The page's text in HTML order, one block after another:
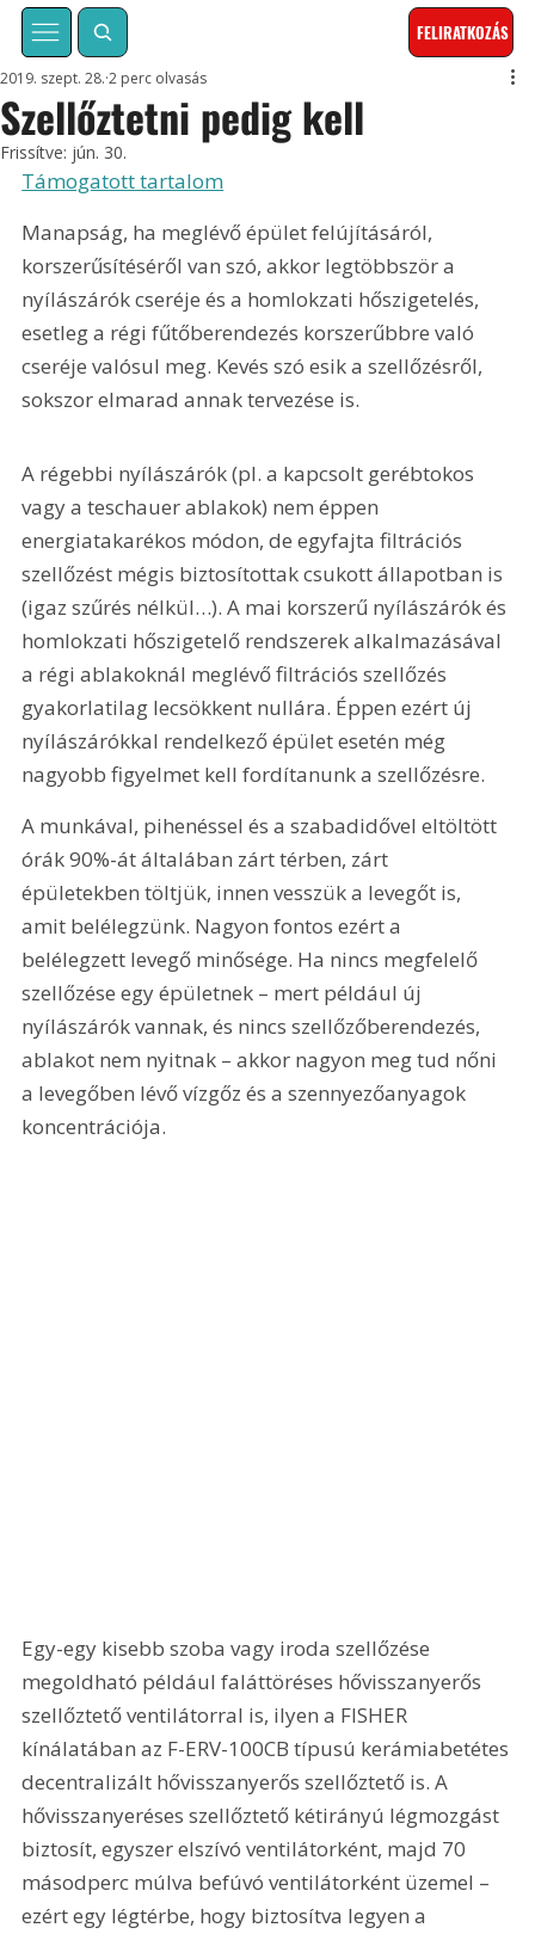
FELIRATKOZÁS
Szellőztetni pedig kell
2019. szept. 28. 2 perc olvasás
Frissítve: jún. 30.
Támogatott tartalom
Manapság, ha meglévő épület felújításáról,
korszerűsítéséről van szó, akkor legtöbbször a
nyílászárók cseréje és a homlokzati hőszigetelés,
esetleg a régi fűtőberendezés korszerűbbre való
cseréje valósul meg. Kevés szó esik a szellőzésről,
sokszor elmarad annak tervezése is.
A régebbi nyílászárók (pl. a kapcsolt gerébtokos
vagy a teschauer ablakok) nem éppen
energiatakarékos módon, de egyfajta filtrációs
szellőzést mégis biztosítottak csukott állapotban is
(igaz szűrés nélkül…). A mai korszerű nyílászárók és
homlokzati hőszigetelő rendszerek alkalmazásával
a régi ablakoknál meglévő filtrációs szellőzés
gyakorlatilag lecsökkent nullára. Éppen ezért új
nyílászárókkal rendelkező épület esetén még
nagyobb figyelmet kell fordítanunk a szellőzésre.
A munkával, pihenéssel és a szabadidővel eltöltött
órák 90%-át általában zárt térben, zárt
épületekben töltjük, innen vesszük a levegőt is,
amit belélegzünk. Nagyon fontos ezért a
belélegzett levegő minősége. Ha nincs megfelelő
szellőzése egy épületnek – mert például új
nyílászárók vannak, és nincs szellőzőberendezés,
ablakot nem nyitnak – akkor nagyon meg tud nőni
a levegőben lévő vízgőz és a szennyezőanyagok
koncentrációja.
Egy-egy kisebb szoba vagy iroda szellőzése
megoldható például faláttöréses hővisszanyerős
szellőztető ventilátorral is, ilyen a FISHER
kínálatában az F-ERV-100CB típusú kerámiabetétes
decentralizált hővisszanyerős szellőztető is. A
hővisszanyeréses szellőztető kétirányú légmozgást
biztosít, egyszer elszívó ventilátorként, majd 70
másodperc múlva befúvó ventilátorként üzemel –
ezért egy légtérbe, hogy biztosítva legyen a